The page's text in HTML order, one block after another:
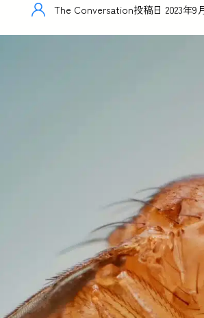
The Conversation投稿日 2023年9